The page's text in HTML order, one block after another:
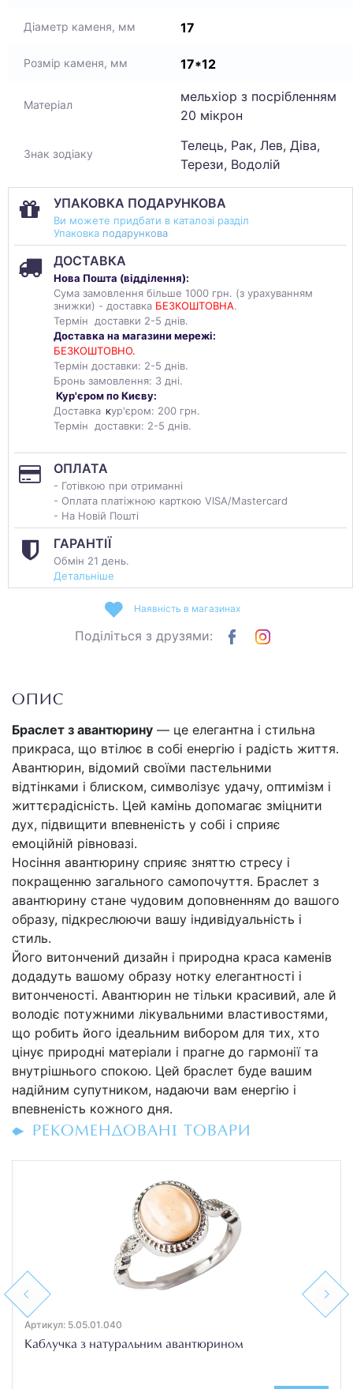
Діаметр каменя, мм 17
Розмір каменя, мм 17*12
Матеріал
мельхіор з посрібленням
20 мікрон
Знак зодіаку
Телець, Рак, Лев, Діва,
Терези, Водолій
УПАКОВКА ПОДАРУНКОВА
Ви можете придбати в каталозі разділ
Упаковка подарункова
ДОСТАВКА
Нова Пошта (відділення):
Сума замовлення більше 1000 грн. (з урахуванням
знижки) - доставка БЕЗКОШТОВНА.
Термін доставки 2-5 днів.
Доставка на магазини мережі:
БЕЗКОШТОВНО.
Термін доставки: 2-5 днів.
Бронь замовлення: 3 дні.
Кур'єром по Києву:
Доставка кур'єром: 200 грн.
Термін доставки: 2-5 днів.
ОПЛАТА
- Готівкою при отриманні
- Оплата платіжною карткою VISA/Mastercard
- На Новій Пошті
ГАРАНТІЇ
Обмін 21 день.
Детальніше
Наявність в магазинах
Поділіться з друзями:
ОПИС
Браслет з авантюрину — це елегантна і стильна
прикраса, що втілює в собі енергію і радість життя.
Авантюрин, відомий своїми пастельними
відтінками і блиском, символізує удачу, оптимізм і
життєрадісність. Цей камінь допомагає зміцнити
дух, підвищити впевненість у собі і сприяє
емоційній рівновазі.
Носіння авантюрину сприяє зняттю стресу і
покращенню загального самопочуття. Браслет з
авантюрину стане чудовим доповненням до вашого
образу, підкреслюючи вашу індивідуальність і
стиль.
Його витончений дизайн і природна краса каменів
додадуть вашому образу нотку елегантності і
витонченості. Авантюрин не тільки красивий, але й
володіє потужними лікувальними властивостями,
що робить його ідеальним вибором для тих, хто
цінує природні матеріали і прагне до гармонії та
внутрішнього спокою. Цей браслет буде вашим
надійним супутником, надаючи вам енергію і
впевненість кожного дня.
РЕКОМЕНДОВАНІ ТОВАРИ
Previous
Артикул: 5.05.01.040
Каблучка з натуральним авантюрином
Next